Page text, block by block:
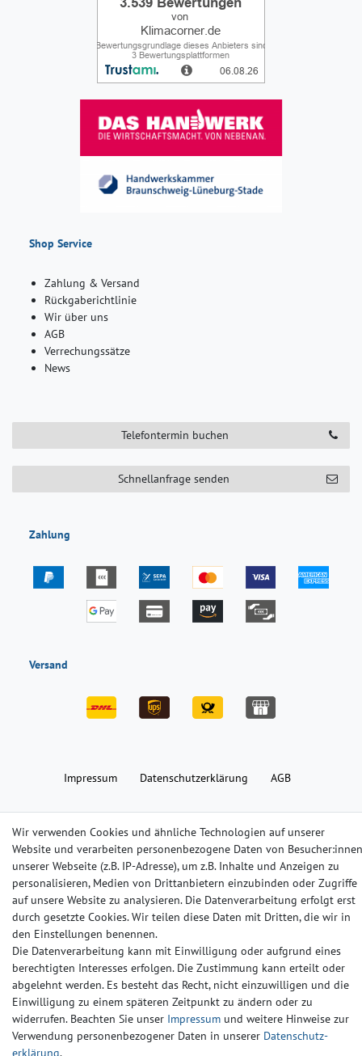
Shop Service
Zahlung & Versand
Rückgaberichtlinie
Wir über uns
AGB
Verrechungssätze
News
Telefontermin buchen
Schnellanfrage senden
Zahlung
Versand
Impressum Daten­schutz­erklärung AGB
Barrierefreiheitserklärung Widerrufs­recht Kontakt
Wir verwenden Cookies und ähnliche Technologien auf unserer
Website und verarbeiten personenbezogene Daten von Besucher:innen
unserer Webseite (z.B. IP-Adresse), um z.B. Inhalte und Anzeigen zu
personalisieren, Medien von Drittanbietern einzubinden oder Zugriffe
auf unsere Website zu analysieren. Die Datenverarbeitung erfolgt erst
durch gesetzte Cookies. Wir teilen diese Daten mit Dritten, die wir in
den Einstellungen benennen.
Die Datenverarbeitung kann mit Einwilligung oder aufgrund eines
berechtigten Interesses erfolgen. Die Zustimmung kann erteilt oder
abgelehnt werden. Es besteht das Recht, nicht einzuwilligen und die
Einwilligung zu einem späteren Zeitpunkt zu ändern oder zu
widerrufen. Beachten Sie unser Impressum und weitere Hinweise zur
Verwendung personenbezogener Daten in unserer Daten­schutz­
erklärung.
© Copyright 2024-2025 | Alle Rechte vorbehalten.
Widerrufs­recht Widerrufs­formular Impressum
Daten­schutz­erklärung AGB Kontakt